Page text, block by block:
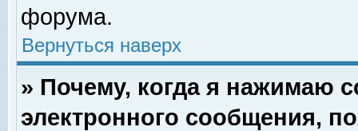
форума.
Вернуться наверх
» Почему, когда я нажимаю
электронного сообщения,